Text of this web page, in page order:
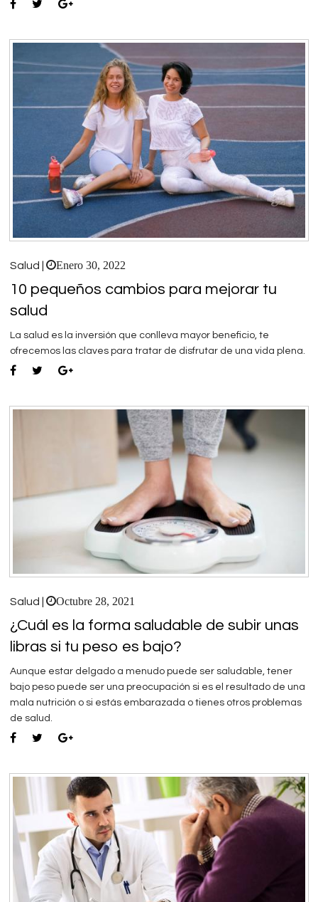
Salud | Enero 30, 2022
10 pequeños cambios para mejorar tu
salud
La salud es la inversión que conlleva mayor beneficio, te
ofrecemos las claves para tratar de disfrutar de una vida plena.
Salud | Octubre 28, 2021
¿Cuál es la forma saludable de subir unas
libras si tu peso es bajo?
Aunque estar delgado a menudo puede ser saludable, tener
bajo peso puede ser una preocupación si es el resultado de una
mala nutrición o si estás embarazada o tienes otros problemas
de salud.